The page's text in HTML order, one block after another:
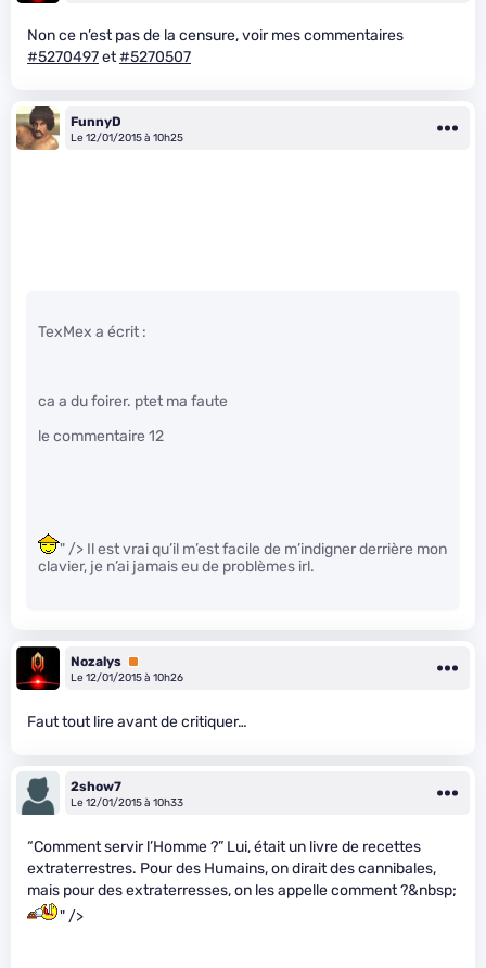
Non ce n’est pas de la censure, voir mes commentaires
#5270497et#5270507
FunnyD
Le 12/01/2015 à 10h25
TexMex a écrit :
ca a du foirer. ptet ma faute
le commentaire 12
" /> Il est vrai qu’il m’est facile de m’indigner derrière mon
clavier, je n’ai jamais eu de problèmes irl.
Nozalys Premium
Le 12/01/2015 à 10h26
Faut tout lire avant de critiquer…
2show7
Le 12/01/2015 à 10h33
“Comment servir l’Homme ?” Lui, était un livre de recettes
extraterrestres. Pour des Humains, on dirait des cannibales,
mais pour des extraterresses, on les appelle comment ?&nbsp;
" />